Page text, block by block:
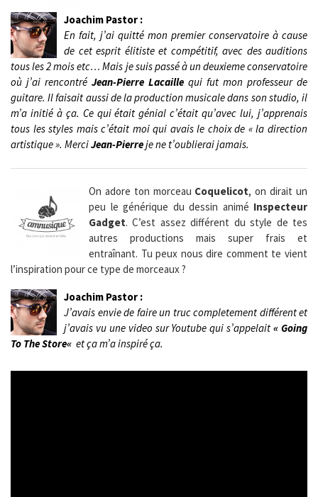
Joachim Pastor :
En fait, j’ai quitté mon premier conservatoire à cause
de cet esprit élitiste et compétitif, avec des auditions
tous les 2 mois etc… Mais je suis passé à un deuxieme conservatoire
où j’ai rencontré Jean-Pierre Lacaille qui fut mon professeur de
guitare. Il faisait aussi de la production musicale dans son studio, il
m’a initié à ça. Ce qui était génial c’était qu’avec lui, j’apprenais
tous les styles mais c’était moi qui avais le choix de « la direction
artistique ». MerciJean-Pierreje ne t’oublierai jamais.
On adore ton morceau Coquelicot, on dirait un
peu le générique du dessin animé Inspecteur
Gadget. C’est assez différent du style de tes
autres productions mais super frais et
entraînant. Tu peux nous dire comment te vient
l’inspiration pour ce type de morceaux ?
Joachim Pastor :
J’avais envie de faire un truc completement différent et
j’avais vu une video sur Youtube qui s’appelait«Going
To The Store« et ça m’a inspiré ça.